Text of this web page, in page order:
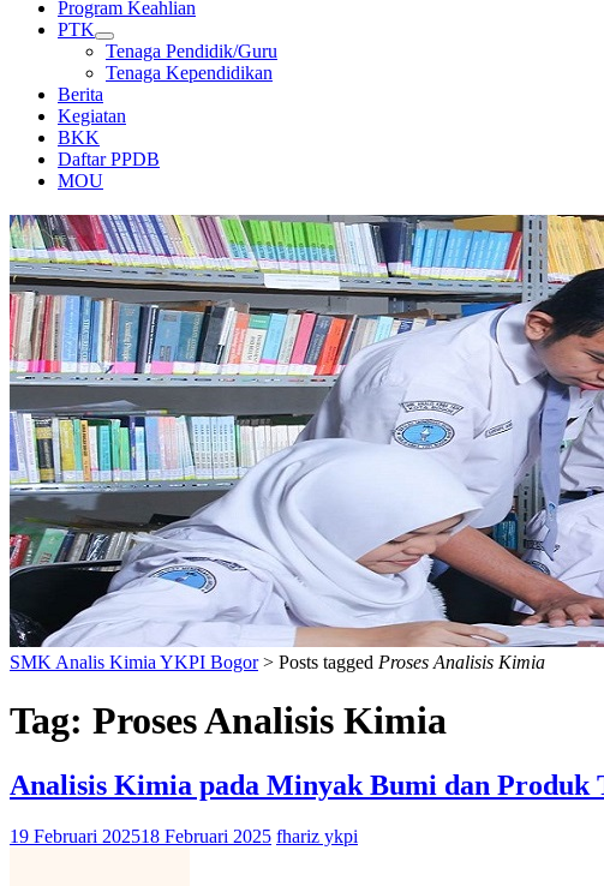
Program Keahlian
PTK
Tenaga Pendidik/Guru
Tenaga Kependidikan
Berita
Kegiatan
BKK
Daftar PPDB
MOU
PERPUSTAKAAN
SMK Analis Kimia YKPI Bogor> Posts tagged Proses Analisis Kimia
Tag: Proses Analisis Kimia
Analisis Kimia pada Minyak Bumi dan Produk
19 Februari 202518 Februari 2025 fhariz ykpi